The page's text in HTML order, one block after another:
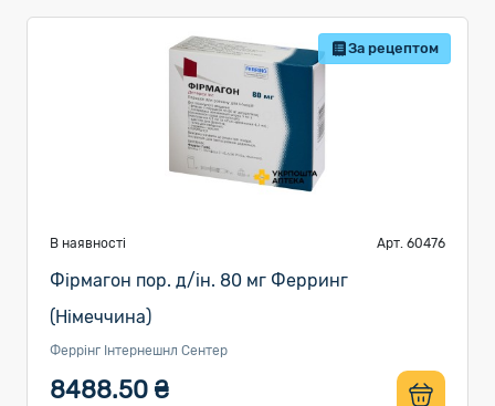
За рецептом
В наявності Арт. 60476
Фірмагон пор. д/ін. 80 мг Ферринг
(Німеччина)
Феррінг Інтернешнл Сентер
8488.50 ₴